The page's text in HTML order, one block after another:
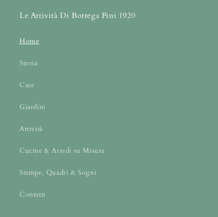
Le Attività Di Bottega Pini 1920
Home
Storia
Case
Giardini
Attività
Cucine & Arredi su Misura
Stampe, Quadri & Sogni
Contatti